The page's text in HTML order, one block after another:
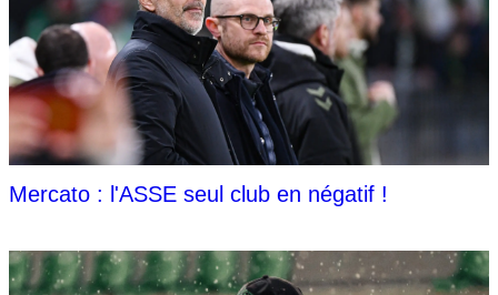
Mercato : l'ASSE seul club en négatif !